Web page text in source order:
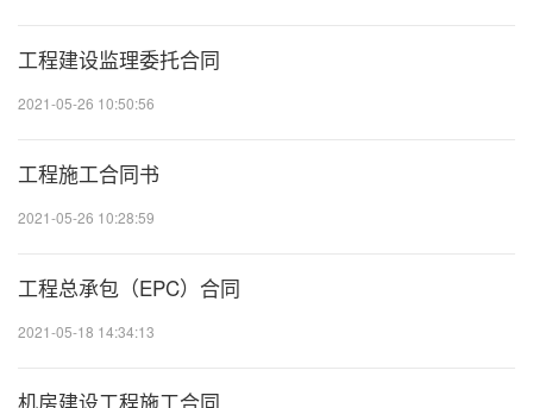
工程建设监理委托合同
2021-05-26 10:50:56
工程施工合同书
2021-05-26 10:28:59
工程总承包（EPC）合同
2021-05-18 14:34:13
机房建设工程施工合同